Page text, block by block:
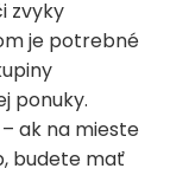
zvyky
je potrebné
ponuky.
ak na mieste
budete mať